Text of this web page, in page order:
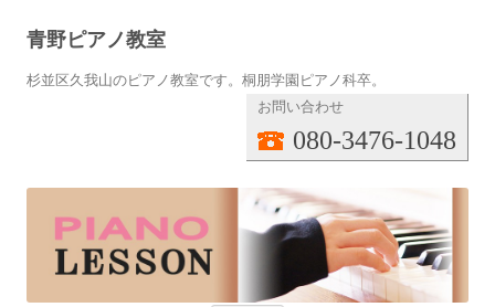
青野ピアノ教室
杉並区久我山のピアノ教室です。桐朋学園ピアノ科卒。
お問い合わせ
080-3476-1048